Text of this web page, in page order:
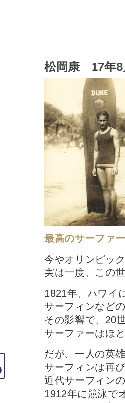
松岡康 17年8
最高のサーファ
今やオリンピッ
実は一度、この
1821年、ハワイ
サーフィンなど
その影響で、20
サーファーはほ
だが、一人の英
サーフィンは再
近代サーフィン
1912年に競泳で